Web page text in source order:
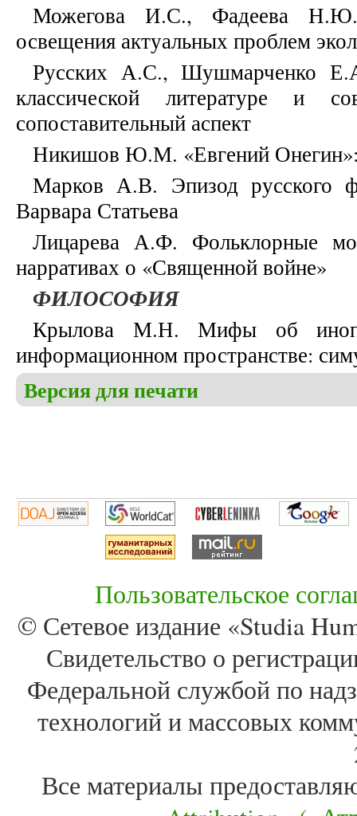
Можегова И.С., Фадеева Н.Ю.
освещения актуальных проблем
Русских А.С., Шушмарченко
классической литературе и
сопоставительный аспект
Никишов Ю.М. «Евгений Онегин»:
Марков А.В. Эпизод русского
Варвара Статьева
Лицарева А.Ф. Фольклорные
нарративах о «Священной войне»
ФИЛОСОФИЯ
Крылова М.Н. Мифы об
информационном пространстве:
Версия для печати
Пользовательское
© Сетевое издание «Studia
Свидетельство о
Федеральной службой по
технологий и массовых
Все материалы